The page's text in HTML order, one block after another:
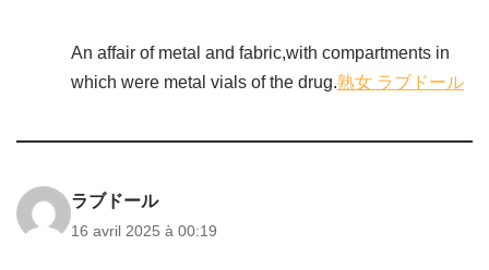
An affair of metal and fabric,with compartments in
which were metal vials of the drug.熟女 ラブドール
ラブドール
16 avril 2025 à 00:19